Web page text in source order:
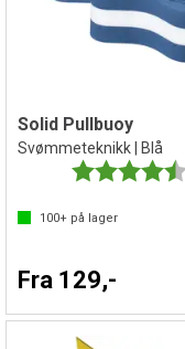
Solid Pullbuoy
Svømmeteknikk | Blå
Karakter:
100+ på lager
Fra 129,-